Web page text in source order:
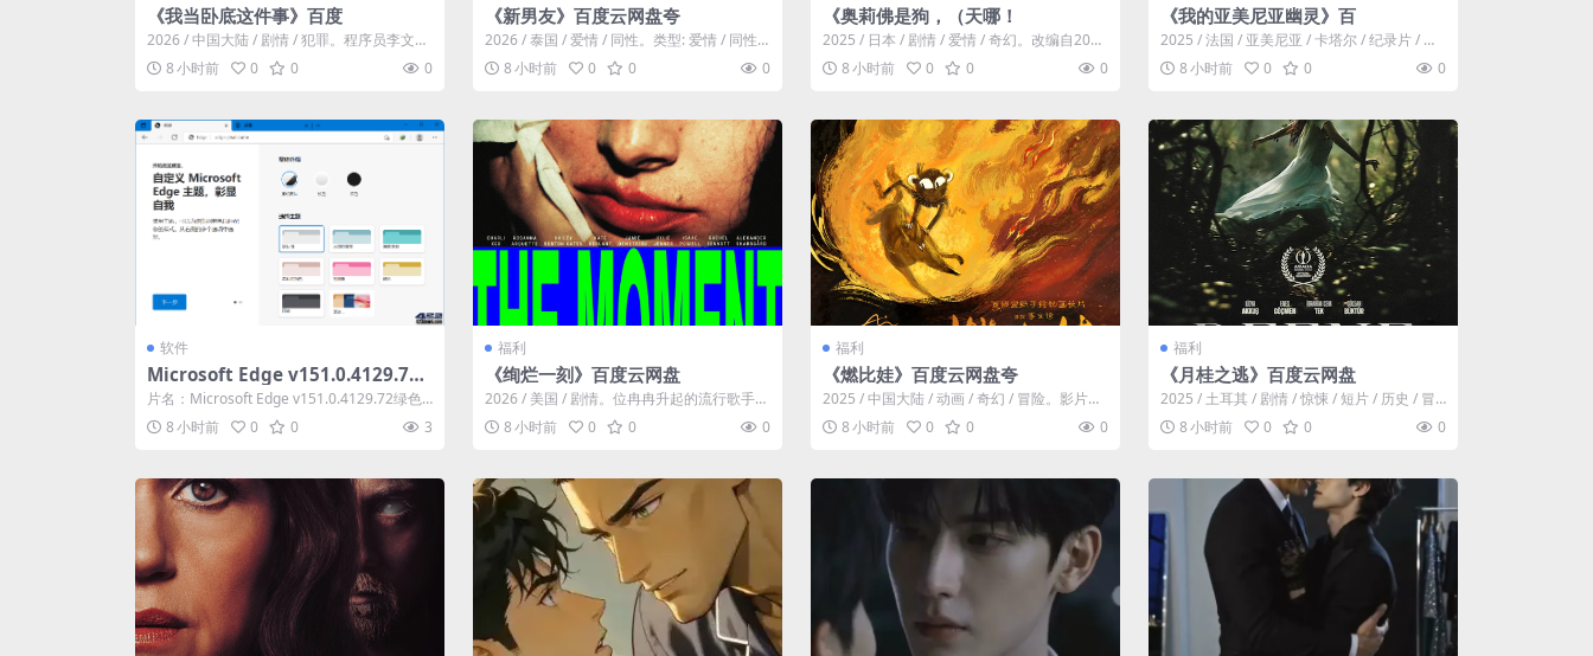
《我当卧底这件事》百度
2026 / 中国大陆 / 剧情 / 犯罪。程序员李文刻
意接近顾婷，利用顾炎女儿...
8 小时前 0 0 0
《新男友》百度云网盘夸
2026 / 泰国 / 爱情 / 同性。类型: 爱情 / 同性
制片国家/地区:...
8 小时前 0 0 0
《奥莉佛是狗，（天哪！
2025 / 日本 / 剧情 / 爱情 / 奇幻。改编自2021
年在NHK播出的...
8 小时前 0 0 0
《我的亚美尼亚幽灵》百
2025 / 法国 / 亚美尼亚 / 卡塔尔 / 纪录片 / 历
史。这是一封献给...
8 小时前 0 0 0
软件
Microsoft Edge v151.0.4129.72
绿色便携版
片名：Microsoft Edge v151.0.4129.72绿色
便携版 分类...
8 小时前 0 0 3
福利
《绚烂一刻》百度云网盘
2026 / 美国 / 剧情。位冉冉升起的流行歌手在
为她的巡回演唱会首秀做准备的...
8 小时前 0 0 0
福利
《燃比娃》百度云网盘夸
2025 / 中国大陆 / 动画 / 奇幻 / 冒险。影片故
事源自羌族神话，讲述...
8 小时前 0 0 0
福利
《月桂之逃》百度云网盘
2025 / 土耳其 / 剧情 / 惊悚 / 短片 / 历史 / 冒
险。故事发生...
8 小时前 0 0 0